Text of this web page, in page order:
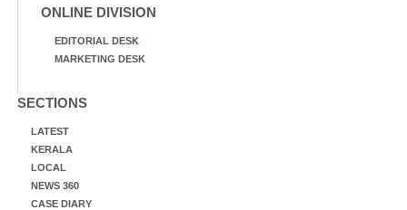
ONLINE DIVISION
EDITORIAL DESK
MARKETING DESK
SECTIONS
LATEST
KERALA
LOCAL
NEWS 360
CASE DIARY